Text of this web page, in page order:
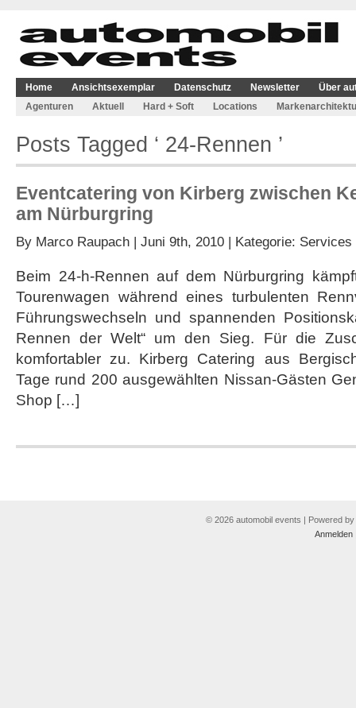
Home Ansichtsexemplar Datenschutz Newsletter
Über
Agenturen
Aktuell Hard + Soft Locations
Posts Tagged ‘ 24-Rennen ’
Eventcatering von Kirberg zwischen
am Nürburgring
By Marco Raupach | Juni 9th, 2010 | Kategorie: Services
Beim 24-h-Rennen auf dem Nürburgring
Tourenwagen während eines turbulenten
Führungswechseln und spannenden
Rennen der Welt“ um den Sieg. Für die
komfortabler zu. Kirberg Catering aus
Tage rund 200 ausgewählten Nissan-Gästen
Shop […]
© 2026 automobil events | Powered by
Anmelden|